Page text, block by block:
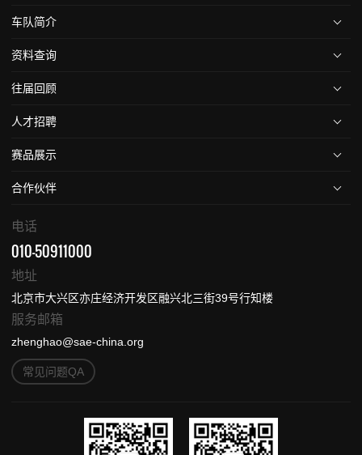
车队简介
资料查询
往届回顾
人才招聘
赛品展示
合作伙伴
电话
010-50911000
地址
北京市大兴区亦庄经济开发区融兴北三街39号行知楼
服务邮箱
zhenghao@sae-china.org
常见问题QA